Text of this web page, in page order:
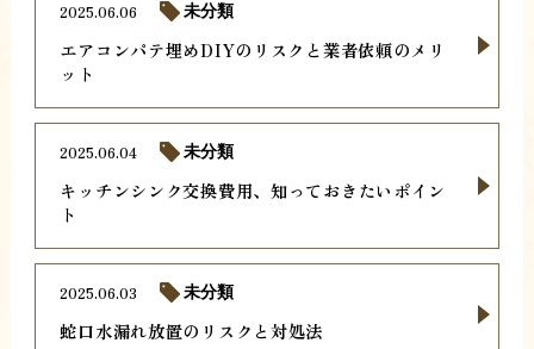
エアコンパテ埋めDIYのリスクと業者依頼のメリ
ット
2025.06.06 未分類
キッチンシンク交換費用、知っておきたいポイン
ト
2025.06.04 未分類
蛇口水漏れ放置のリスクと対処法
2025.06.03 未分類